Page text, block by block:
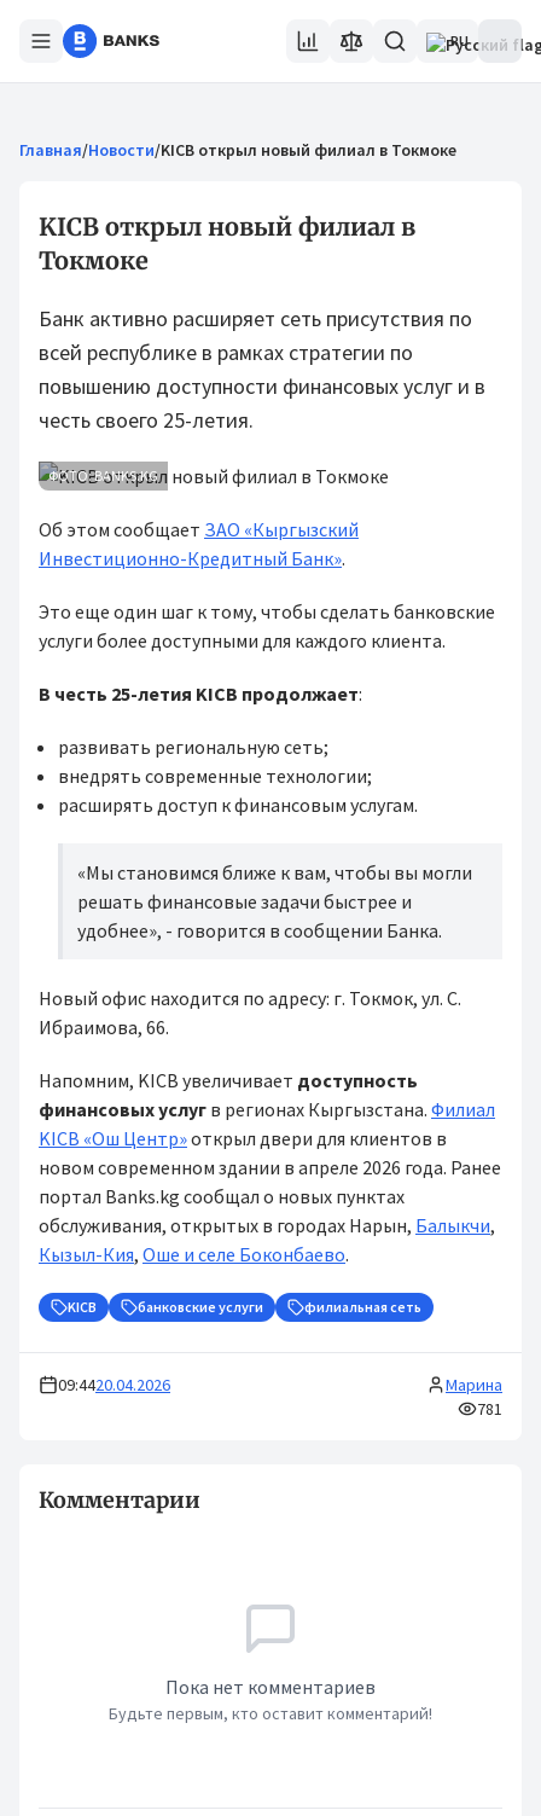
RU
Главная/Новости/KICB открыл новый филиал в Токмоке
KICB открыл новый филиал в
Токмоке
Банк активно расширяет сеть присутствия по
всей республике в рамках стратегии по
повышению доступности финансовых услуг и в
честь своего 25-летия.
ФОТО: BANKS.KG
Об этом сообщает ЗАО «Кыргызский
Инвестиционно-Кредитный Банк».
Это еще один шаг к тому, чтобы сделать банковские
услуги более доступными для каждого клиента.
В честь 25-летия KICB продолжает:
развивать региональную сеть;
внедрять современные технологии;
расширять доступ к финансовым услугам.
«Мы становимся ближе к вам, чтобы вы могли
решать финансовые задачи быстрее и
удобнее», - говорится в сообщении Банка.
Новый офис находится по адресу: г. Токмок, ул. С.
Ибраимова, 66.
Напомним, KICB увеличивает доступность
финансовых услуг в регионах Кыргызстана. Филиал
KICB «Ош Центр»открыл двери для клиентов в
новом современном здании в апреле 2026 года. Ранее
портал Banks.kg сообщал о новых пунктах
обслуживания, открытых в городах Нарын, Балыкчи,
Кызыл-Кия, Оше и селе Боконбаево.
KICB банковские услуги филиальная сеть
09:4420.04.2026
Марина
781
Комментарии
Пока нет комментариев
Будьте первым, кто оставит комментарий!